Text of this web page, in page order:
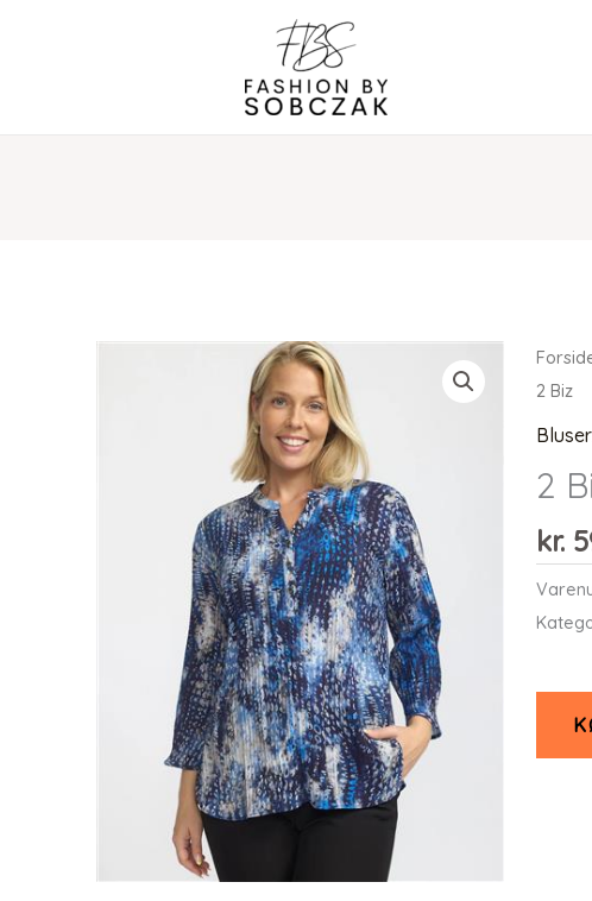
2 Biz
Bluser
2
kr.